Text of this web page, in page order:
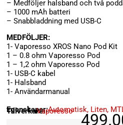
– Medföljer halsband och två
– 1000 mAh batteri
– Snabbladdning med USB-C
MEDFÖLJER:
1- Vaporesso XROS Nano Pod Kit
1 – 0.8 ohm Vaporesso Pod
1 – 1,2 ohm Vaporesso Pod
1- USB-C kabel
1- Halsband
1- Användarmanual
Egenskaper:Automatisk, Liten,
Tillverkare:Vaporesso